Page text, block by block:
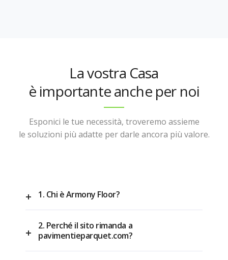
La vostra Casa
è importante anche per noi
Esponici le tue necessità, troveremo assieme
le soluzioni più adatte per darle ancora più valore.
1. Chi è Armony Floor?
2. Perché il sito rimanda a
pavimentieparquet.com?